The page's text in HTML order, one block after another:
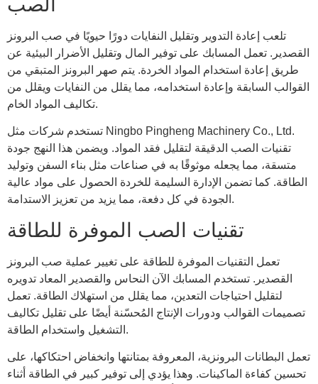
الصب
تلعب إعادة التدوير وتقليل النفايات دورًا حيويًا في صب البرونز
القصدير. تعمل المسابك على توفير المال وتقليل الأضرار البيئية عن
طريق إعادة استخدام المواد الخردة. يتم صهر البرونز المتبقي من
القوالب السابقة وإعادة استخدامه، مما يقلل من النفايات ويقلل من
تكاليف المواد الخام.
تستخدم شركات مثل Ningbo Pingheng Machinery Co., Ltd.
تقنيات الصب الدقيقة لتقليل فقد المواد. ويضمن هذا النهج جودة
متسقة، مما يجعله موثوقًا به في صناعات مثل بناء السفن وتوليد
الطاقة. كما تضمن الإدارة السليمة للخردة الحصول على مواد عالية
الجودة في كل دفعة، مما يزيد من تعزيز الاستدامة.
تقنيات الصب الموفرة للطاقة
تعمل التقنيات الموفرة للطاقة على تغيير عملية صب البرونز
القصدير. تستخدم المسابك الآن النحاس والقصدير المعاد تدويره
لتقليل احتياجات التعدين، مما يقلل من استهلاك الطاقة. تعمل
تصميمات القوالب ودورات الإنتاج المُحسّنة أيضًا على تقليل تكاليف
التشغيل واستخدام الطاقة.
تعمل البطانات البرونزية، المعروفة بمتانتها وانخفاض احتكاكها، على
تحسين كفاءة الماكينات. وهذا يؤدي إلى توفير كبير في الطاقة أثناء